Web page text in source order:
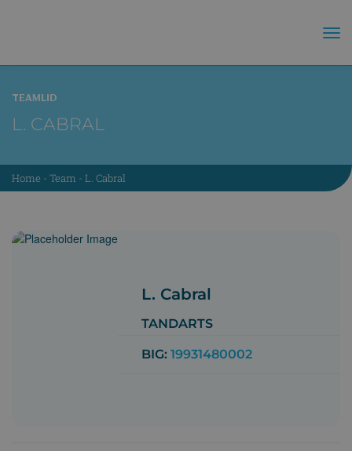
TEAMLID
L. CABRAL
Home - Team - L. Cabral
L. Cabral
TANDARTS
BIG: 19931480002